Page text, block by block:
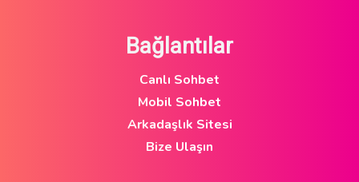
Bağlantılar
Canlı Sohbet
Mobil Sohbet
Arkadaşlık Sitesi
Bize Ulaşın